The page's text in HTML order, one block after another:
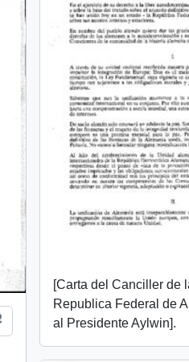
Añadir al portapapeles
[Carta del Canciller de
Republica Federal de
al Presidente Aylwin].